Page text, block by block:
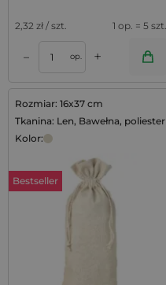
2,32 zł / szt. 1 op. = 5 szt.
– op. +
Rozmiar: 16x37 cm
Tkanina: Len, Bawełna, poliester
Kolor:
Bestseller